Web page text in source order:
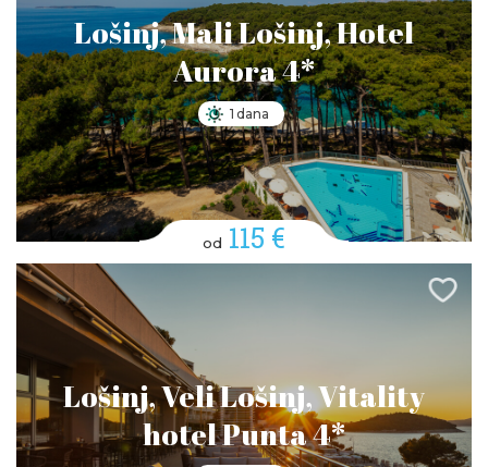
Lošinj, Mali Lošinj, Hotel
Aurora 4*
1 dana
od 115 €
Lošinj, Veli Lošinj, Vitality
hotel Punta 4*